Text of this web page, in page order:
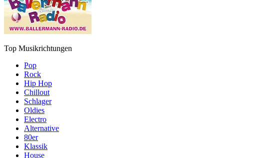
Top Musikrichtungen
Pop
Rock
Hip Hop
Chillout
Schlager
Oldies
Electro
Alternative
80er
Klassik
House